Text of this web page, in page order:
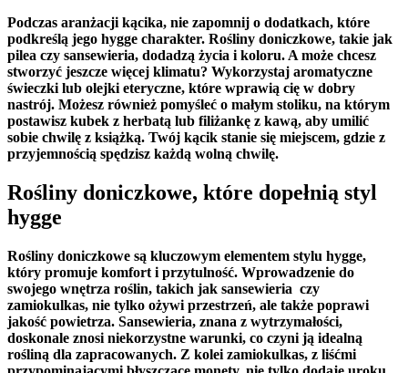
Podczas aranżacji kącika, nie ⁤zapomnij o dodatkach, które
podkreślą jego hygge⁣ charakter. Rośliny doniczkowe, takie jak⁤
pilea czy sansewieria,‌ dodadzą życia ‌i koloru. A może chcesz
‌stworzyć jeszcze‌ więcej klimatu? ⁤Wykorzystaj aromatyczne
świeczki lub ⁢olejki ⁤eteryczne, które ⁣wprawią cię w⁢ dobry
nastrój. Możesz również‌ pomyśleć o małym stoliku, na którym ​
postawisz kubek z herbatą lub ‌filiżankę z kawą, ‍aby umilić
sobie chwilę⁤ z książką. Twój kącik stanie się‍ miejscem, ​gdzie z
przyjemnością spędzisz każdą wolną ⁢chwilę.
Rośliny ​doniczkowe,‍ które dopełnią styl
⁢hygge
Rośliny doniczkowe są⁤ kluczowym⁤ elementem stylu hygge,
który promuje komfort‌ i przytulność. Wprowadzenie do
swojego​ wnętrza roślin, takich jak sansewieria ‍ czy
zamiokulkas, nie tylko ożywi przestrzeń, ale także poprawi
jakość ⁤powietrza.‌ Sansewieria, znana z wytrzymałości,
doskonale znosi niekorzystne warunki, co czyni ją idealną
rośliną dla zapracowanych. Z kolei zamiokulkas, z liśćmi